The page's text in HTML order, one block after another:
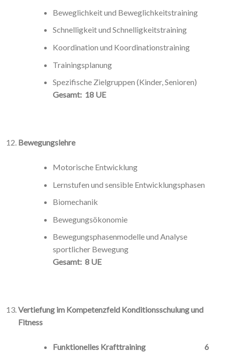
Beweglichkeit und Beweglichkeitstraining
Schnelligkeit und Schnelligkeitstraining
Koordination und Koordinationstraining
Trainingsplanung
Spezifische Zielgruppen (Kinder, Senioren)
Gesamt: 18 UE
Bewegungslehre
Motorische Entwicklung
Lernstufen und sensible Entwicklungsphasen
Biomechanik
Bewegungsökonomie
Bewegungsphasenmodelle und Analyse
sportlicher Bewegung
Gesamt: 8 UE
Vertiefung im Kompetenzfeld Konditionsschulung und
Fitness
Funktionelles Krafttraining 6